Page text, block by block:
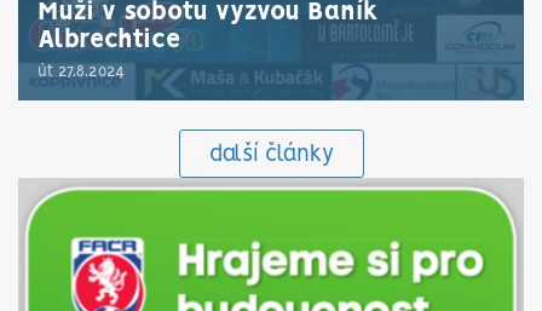
Muži v sobotu vyzvou Baník
Albrechtice
út 27.8.2024
další články